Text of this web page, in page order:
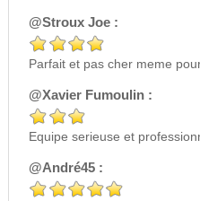
@Stroux Joe :
Parfait et pas cher meme
@Xavier Fumoulin :
Equipe serieuse et
@André45 :